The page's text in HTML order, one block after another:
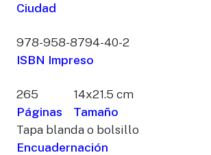
Ciudad
978-958-8794-40-2
ISBN Impreso
265
Páginas
14x21.5 cm
Tamaño
Tapa blanda o bolsillo
Encuadernación